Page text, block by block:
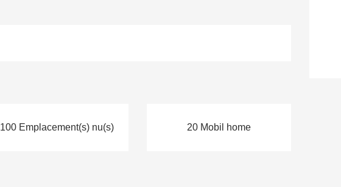
100 Emplacement(s) nu(s) 20 Mobil home